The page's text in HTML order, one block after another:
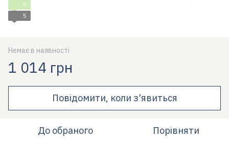
5
5
Немає в наявності
1 014 грн
Повідомити, коли з'явиться
До обраного Порівняти